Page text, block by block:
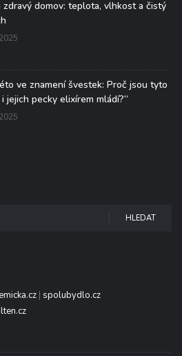
zdravý domov: teplota, vlhkost a čistý
ve znamení švestek: Proč jsou tyto
jejich pecky elixírem mládí?“
HLEDAT
| spolubydlo.cz